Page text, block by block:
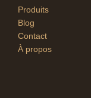
Produits
Blog
Contact
À propos